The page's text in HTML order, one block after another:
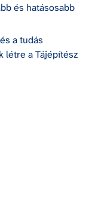
és hatásosabb
a tudás
létre a Tájépítész